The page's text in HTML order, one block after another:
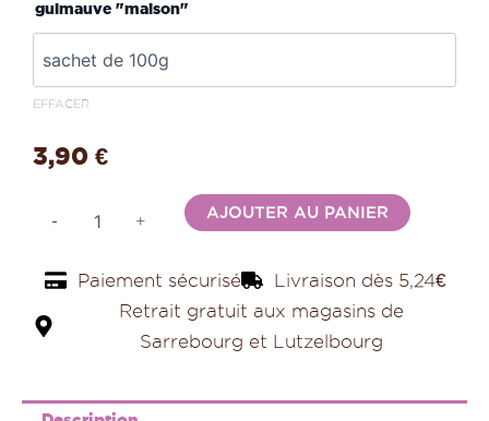
guimauve "maison"
EFFACER
3,90 €
- + AJOUTER AU PANIER
Paiement sécurisé
Livraison dès 5,24€
Retrait gratuit aux magasins de
Sarrebourg et Lutzelbourg